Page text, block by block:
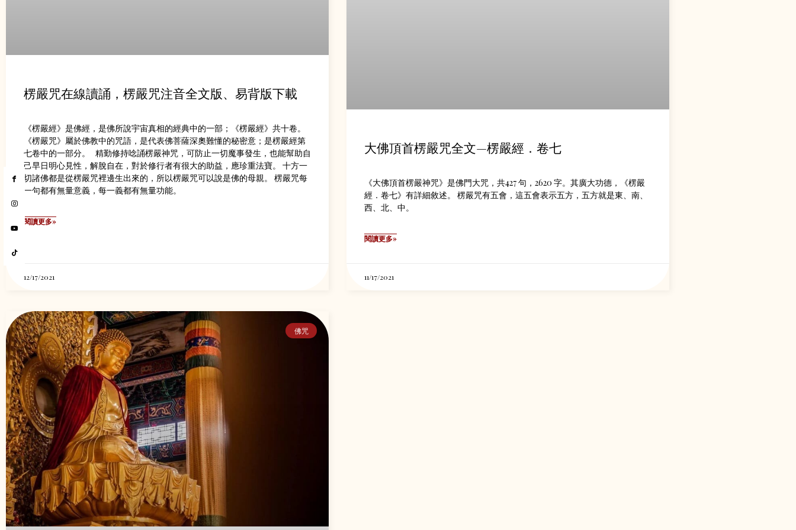
楞嚴咒在線讀誦，楞嚴咒注音全文版、易背版下載
《楞嚴經》是佛經，是佛所說宇宙真相的經典中的一部；《楞嚴經》共十卷。
《楞嚴咒》屬於佛教中的咒語，是代表佛菩薩深奧難懂的秘密意；是楞嚴經第
七卷中的一部分。 精勤修持唸誦楞嚴神咒，可防止一切魔事發生，也能幫助自
己早日明心見性，解脫自在，對於修行者有很大的助益，應珍重法寶。 十方一
切諸佛都是從楞嚴咒裡邊生出來的，所以楞嚴咒可以說是佛的母親。 楞嚴咒每
一句都有無量意義，每一義都有無量功能。
閱讀更多»
12/17/2021
大佛頂首楞嚴咒全文—楞嚴經．卷七
《大佛頂首楞嚴神咒》是佛門大咒，共427 句，2620 字。其廣大功德，《楞嚴
經．卷七》有詳細敘述。 楞嚴咒有五會，這五會表示五方，五方就是東、南、
西、北、中。
閱讀更多»
11/17/2021
佛咒